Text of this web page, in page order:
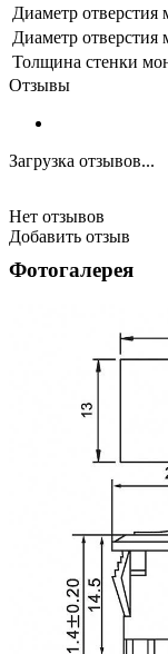
Диаметр отверстия
Диаметр отверстия
Толщина стенки
Отзывы
Загрузка отзывов...
Нет отзывов
Добавить отзыв
Фотогалерея